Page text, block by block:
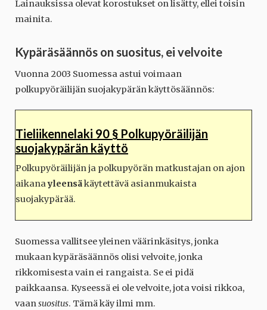
Lainauksissa olevat korostukset on lisätty, ellei toisin
mainita.
Kypäräsäännös on suositus, ei velvoite
Vuonna 2003 Suomessa astui voimaan
polkupyöräilijän suojakypärän käyttösäännös:
Tieliikennelaki 90 § Polkupyöräilijän
suojakypärän käyttö
Polkupyöräilijän ja polkupyörän matkustajan on ajon
aikanayleensäkäytettävä asianmukaista
suojakypärää.
Suomessa vallitsee yleinen väärinkäsitys, jonka
mukaan kypäräsäännös olisi velvoite, jonka
rikkomisesta vain ei rangaista. Se ei pidä
paikkaansa. Kyseessä ei ole velvoite, jota voisi rikkoa,
vaansuositus. Tämä käy ilmi mm.